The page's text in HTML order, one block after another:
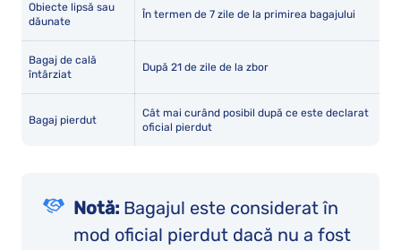
Obiecte lipsă sau
dăunate
În termen de 7 zile de la primirea bagajului
Bagaj de cală
întârziat
După 21 de zile de la zbor
Bagaj pierdut
Cât mai curând posibil după ce este declarat
oficial pierdut
Notă: Bagajul este considerat în
mod oficial pierdut dacă nu a fost